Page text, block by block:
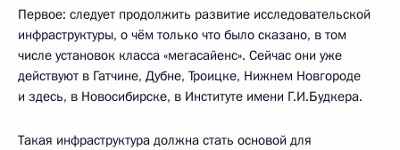
Первое: следует продолжить развитие исследовательской
инфраструктуры, о чём только что было сказано, в том
числе установок класса «мегасайенс». Сейчас они уже
действуют в Гатчине, Дубне, Троицке, Нижнем Новгороде
и здесь, в Новосибирске, в Институте имени Г.И.Будкера.
Такая инфраструктура должна стать основой для